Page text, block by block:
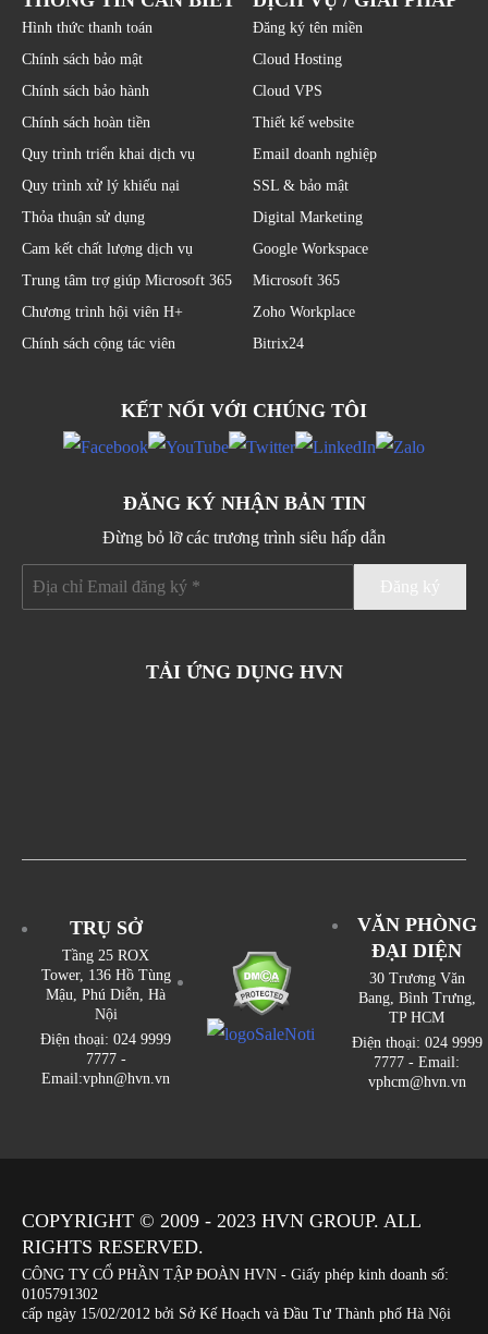
Hình thức thanh toán
Chính sách bảo mật
Chính sách bảo hành
Chính sách hoàn tiền
Quy trình triển khai dịch vụ
Quy trình xử lý khiếu nại
Thỏa thuận sử dụng
Cam kết chất lượng dịch vụ
Trung tâm trợ giúp Microsoft 365
Chương trình hội viên H+
Chính sách cộng tác viên
Đăng ký tên miền
Cloud Hosting
Cloud VPS
Thiết kế website
Email doanh nghiệp
SSL & bảo mật
Digital Marketing
Google Workspace
Microsoft 365
Zoho Workplace
Bitrix24
KẾT NỐI VỚI CHÚNG TÔI
ĐĂNG KÝ NHẬN BẢN TIN
Đừng bỏ lỡ các trương trình siêu hấp dẫn
TẢI ỨNG DỤNG HVN
TRỤ SỞ
Tầng 25 ROX
Tower, 136 Hồ Tùng
Mậu, Phú Diễn, Hà
Nội
Điện thoại: 024 9999
7777 -
Email:vphn@hvn.vn
VĂN PHÒNG
ĐẠI DIỆN
30 Trương Văn
Bang, Bình Trưng,
TP HCM
Điện thoại: 024 9999
7777 - Email:
vphcm@hvn.vn
COPYRIGHT © 2009 - 2023 HVN GROUP. ALL
RIGHTS RESERVED.
CÔNG TY CỔ PHẦN TẬP ĐOÀN HVN - Giấy phép kinh doanh số:
0105791302
cấp ngày 15/02/2012 bởi Sở Kế Hoạch và Đầu Tư Thành phố Hà Nội